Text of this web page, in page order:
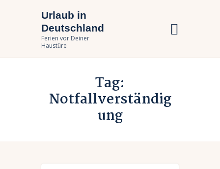
Urlaub in
Deutschland
Ferien vor Deiner
Haustüre
Tag:
Notfallverständig
ung
Urlaub in Deutschland
Ferien vor Deiner Haustüre
Bundesländer
Urlaubsarten